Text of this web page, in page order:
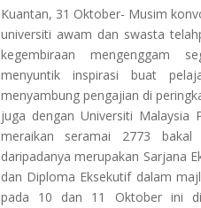
Kuantan, 31 Oktober- Musim
universiti awam dan swasta
kegembiraan mengenggam
menyuntik inspirasi buat
menyambung pengajian di
juga dengan Universiti Malaysia
meraikan seramai 2773
daripadanya merupakan Sarjana
dan Diploma Eksekutif dalam
pada 10 dan 11 Oktober ini